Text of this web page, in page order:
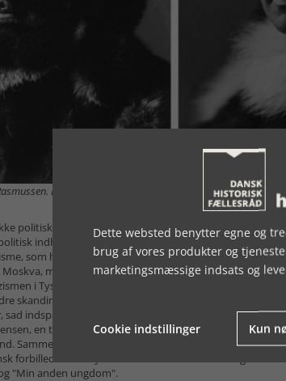
Da Knud Rasmussen døde i 1933 skrev Peter
politisk indifferent. Han havde i 1920-erne meldt sig ind
indhold. Han var ingen ven af kristelig
som havde ødelagt og undertrykt mange såkaldte
men fik et uhyggeligt indtryk af de politiske
i Tyskland, deltog aktivt i "Befrielseskomitteen for
skandinaviske forfattere for at få adgang til
sad indspærret uden dom. Forfatterne blev nægtet
en tidligere fremmedlegionær, hjalp Peter
Sammen med Carl Mogensen stiftede han i øvrigt
forbillede "Eventyrernes Klub". På denne tid udgav han
"Min anden ungdom".
Dette websted benytter egne og
brug af vores produkter og
marketingsmæssige indsats og
Cookie indstillinger Kun